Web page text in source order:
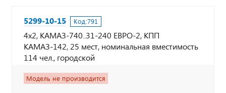
5299-10-15 Код:791
4х2, КАМАЗ-740..31-240 ЕВРО-2, КПП
КАМАЗ-142, 25 мест, номинальная вместимость
114 чел., городской
Модель не производится